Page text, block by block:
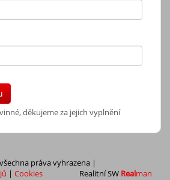
děkujeme za jejich vyplnění
práva vyhrazena |
| Cookies Realitní SW Realman